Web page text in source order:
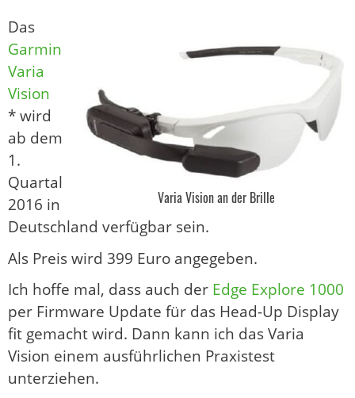
Varia Vision an der Brille
Das
Garmin
Varia
Vision
* wird
ab dem
1.
Quartal
2016 in
Deutschland verfügbar sein.
Als Preis wird 399 Euro angegeben.
Ich hoffe mal, dass auch der Edge Explore 1000
per Firmware Update für das Head-Up Display
fit gemacht wird. Dann kann ich das Varia
Vision einem ausführlichen Praxistest
unterziehen.